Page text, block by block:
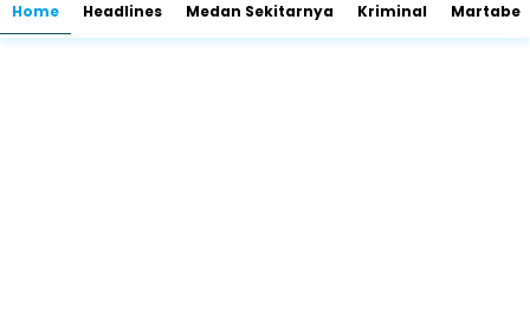
Home Headlines Medan Sekitarnya Kriminal Martabe